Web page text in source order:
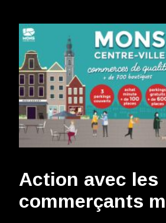
Action avec les
commerçants